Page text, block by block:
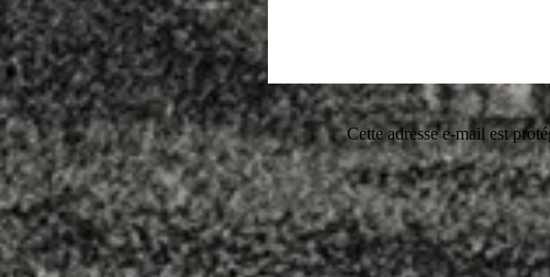
Cette adresse e-mail est